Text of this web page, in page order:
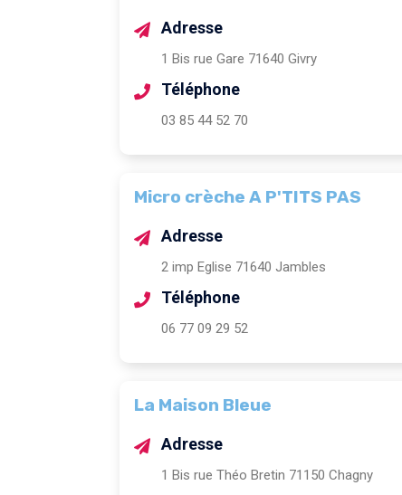
Adresse
1 Bis rue Gare 71640 Givry
Téléphone
03 85 44 52 70
Micro crèche A P'TITS PAS
Adresse
2 imp Eglise 71640 Jambles
Téléphone
06 77 09 29 52
La Maison Bleue
Adresse
1 Bis rue Théo Bretin 71150 Chagny